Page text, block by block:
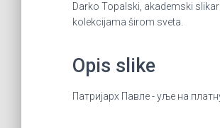
Darko Topalski, akademski
kolekcijama širom sveta.
Opis slike
Патријарх Павле - уље на